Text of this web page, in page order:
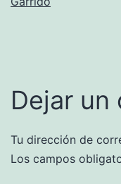
Dejar un
Tu dirección de
Los campos